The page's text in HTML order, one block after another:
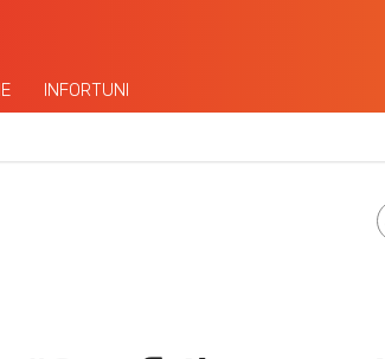
INFORTUNI